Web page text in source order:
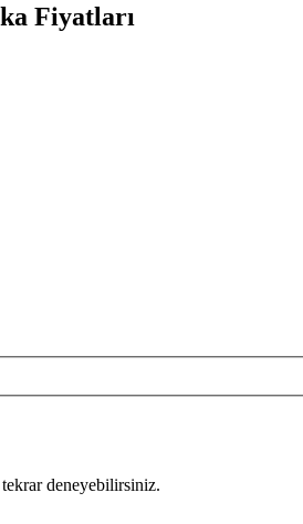
Fiyatları
deneyebilirsiniz.